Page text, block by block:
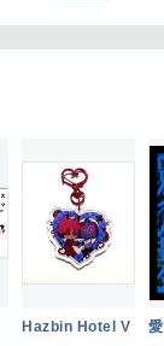
Hazbin Hotel V